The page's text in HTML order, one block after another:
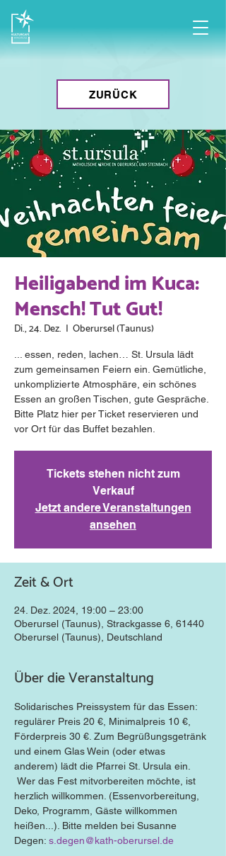
ZURÜCK
Heiligabend im Kuca:
Mensch! Tut Gut!
Di., 24. Dez.
  |
Oberursel (Taunus)
... essen, reden, lachen… St. Ursula lädt
zum gemeinsamen Feiern ein. Gemütliche,
unkomplizierte Atmosphäre, ein schönes
Essen an großen Tischen, gute Gespräche.
Bitte Platz hier per Ticket reservieren und
vor Ort für das Buffet bezahlen.
Tickets stehen nicht zum
Verkauf
Jetzt andere Veranstaltungen
ansehen
Zeit & Ort
24. Dez. 2024, 19:00 – 23:00
Oberursel (Taunus), Strackgasse 6, 61440
Oberursel (Taunus), Deutschland
Über die Veranstaltung
Solidarisches Preissystem für das Essen:
regulärer Preis 20 €, Minimalpreis 10 €,
Förderpreis 30 €. Zum Begrüßungsgetränk
und einem Glas Wein (oder etwas
anderem) lädt die Pfarrei St. Ursula ein.
herzlich willkommen. (Essenvorbereitung,
Deko, Programm, Gäste willkommen
heißen...). Bitte melden bei Susanne
Degen: s.degen@kath-oberursel.de